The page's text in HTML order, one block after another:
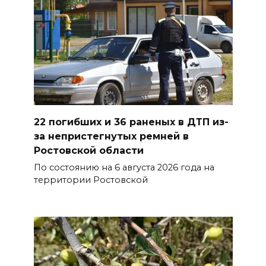
техногенных пожаров и 30
возгораний растительности
08 августа 2026 10:35
В Ростовской области
объявили штормовое
высокого риска пожаров
08 августа 2026 09:32
Утром над акваторией
08 августа 2026 09:29
Аномальная жара до +40 °C
22 погибших и 36 раненых в ДТП из-
за непристегнутых ремней в
Ростовской области
По состоянию на 6 августа 2026 года на
территории Ростовской